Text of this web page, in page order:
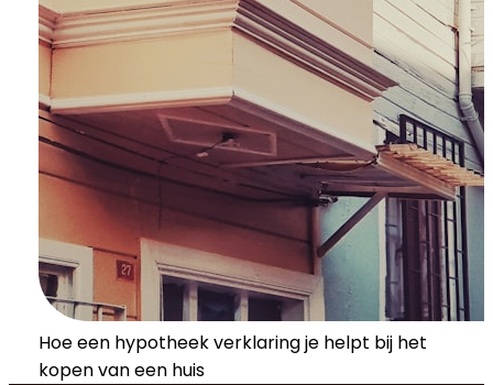
Hoe een hypotheek verklaring je helpt bij het
kopen van een huis